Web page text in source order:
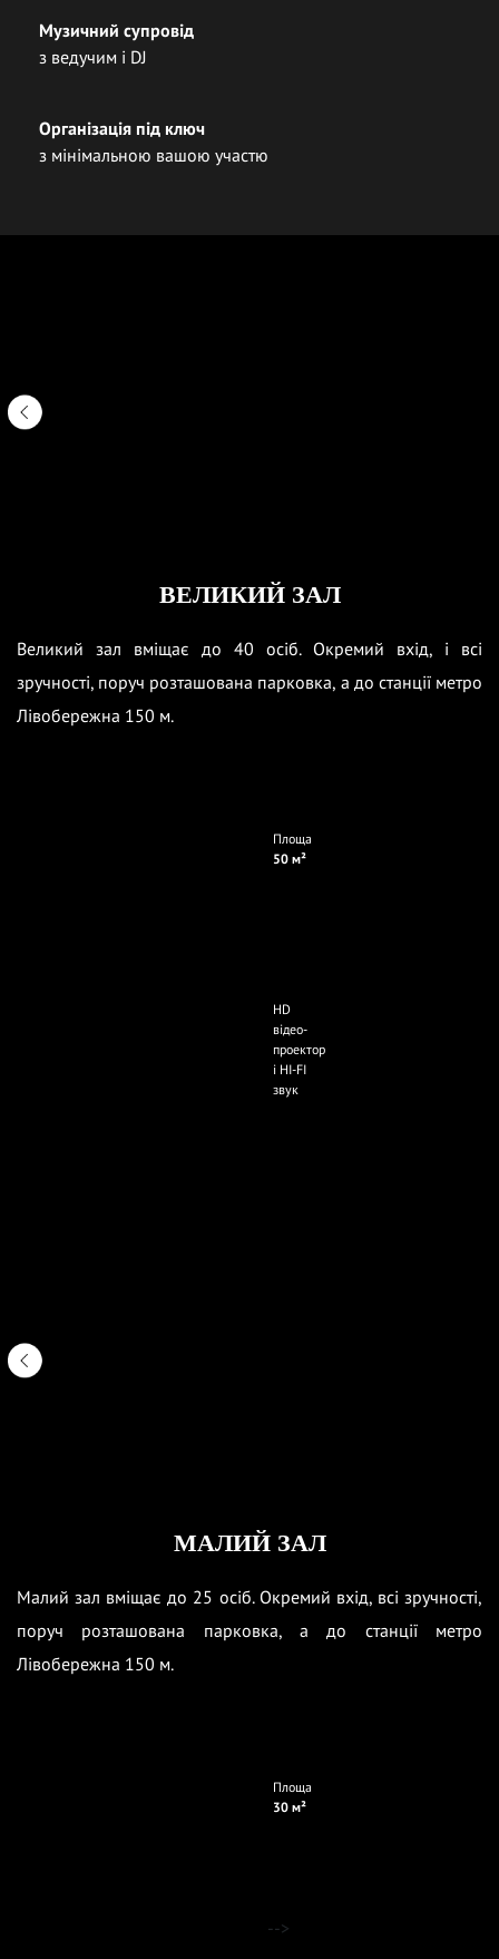
Музичний супровід
з ведучим і DJ
Організація під ключ
з мінімальною вашою участю
ВЕЛИКИЙ ЗАЛ
Великий зал вміщає до 40 осіб. Окремий вхід, і всі
зручності, поруч розташована парковка, а до станції метро
Лівобережна 150 м.
Площа
50 м²
HD
відео-
проектор
і HI-FI
звук
МАЛИЙ ЗАЛ
Малий зал вміщає до 25 осіб. Окремий вхід, всі зручності,
поруч розташована парковка, а до станції метро
Лівобережна 150 м.
Площа
30 м²
-->